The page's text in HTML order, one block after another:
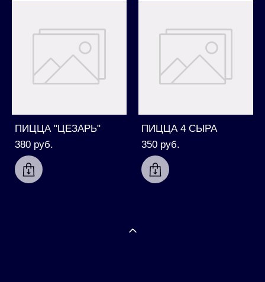
ПИЦЦА "ЦЕЗАРЬ"
380 pуб.
ПИЦЦА 4 СЫРА
350 pуб.